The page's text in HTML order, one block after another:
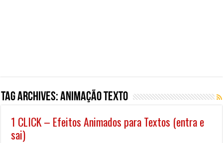
Tag Archives:animação texto
1 CLICK – Efeitos Animados para Textos (entra e
sai)